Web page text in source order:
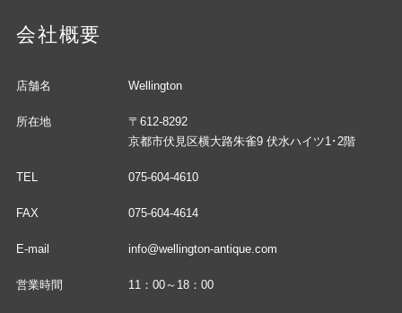
会社概要
店舗名 Wellington
所在地
〒612-8292
京都市伏見区横大路朱雀9 伏水ハイツ1･2階
TEL 075-604-4610
FAX 075-604-4614
E-mail info@wellington-antique.com
営業時間 11：00～18：00